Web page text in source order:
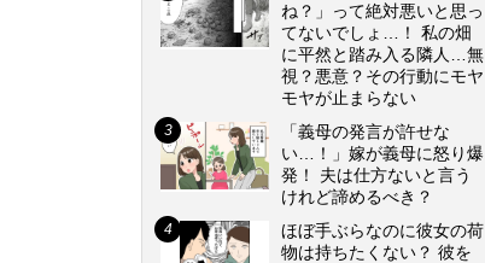
ね？」って絶対悪いと思っ
てないでしょ…！ 私の畑
に平然と踏み入る隣人…無
視？悪意？その行動にモヤ
モヤが止まらない
「義母の発言が許せな
い…！」嫁が義母に怒り爆
発！ 夫は仕方ないと言う
けれど諦めるべき？
ほぼ手ぶらなのに彼女の荷
物は持ちたくない？ 彼を